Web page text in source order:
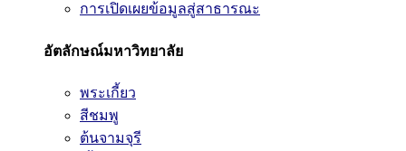
การเปิดเผยข้อมูลสู่สาธารณะ
อัตลักษณ์มหาวิทยาลัย
พระเกี้ยว
สีชมพู
ต้นจามจุรี